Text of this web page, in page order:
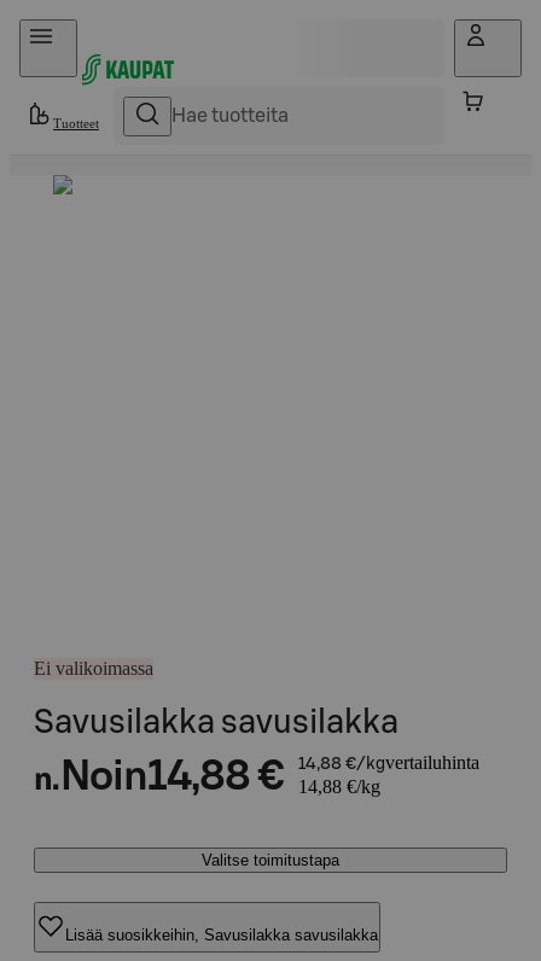
Hyppää sisältöön
Tuotteet
Ei valikoimassa
Savusilakka savusilakka
n. Noin14,88 € 14,88 €/kgvertailuhinta
14,88 €/kg
Valitse toimitustapa
Lisää suosikkeihin, Savusilakka savusilakka